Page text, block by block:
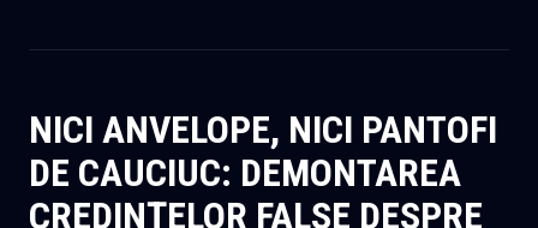
NICI ANVELOPE, NICI PANTOFI
DE CAUCIUC: DEMONTAREA
CREDINȚELOR FALSE DESPRE